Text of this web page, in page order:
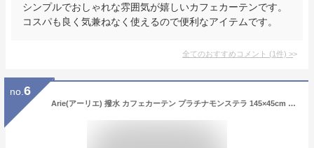
シンプルでおしゃれな雰囲気が嬉しいカフェカーテンです。
コスパも良く気兼ねなく使えるので便利なアイテムです。
全てのおすすめコメント (1件) >
no. 6
Arie(アーリエ) 撥水 カフェカーテン プラチナモンステラ 145×45cm グリーン